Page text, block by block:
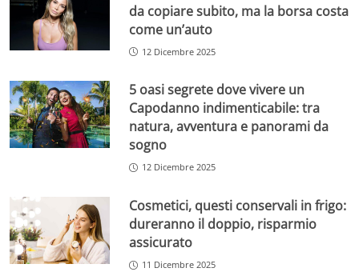
da copiare subito, ma la borsa costa
come un’auto
12 Dicembre 2025
5 oasi segrete dove vivere un
Capodanno indimenticabile: tra
natura, avventura e panorami da
sogno
12 Dicembre 2025
Cosmetici, questi conservali in frigo:
dureranno il doppio, risparmio
assicurato
11 Dicembre 2025